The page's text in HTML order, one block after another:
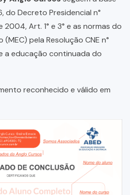
do Decreto Presidencial n°
2004, Art. 1° e 3° e as normas do
pela Resolução CNE n°
a educação continuada do
reconhecido e válido em